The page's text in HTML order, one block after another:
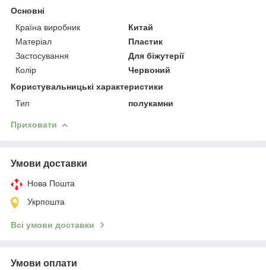
Основні
Країна виробник
Китай
Матеріал
Пластик
Застосування
Для біжутерії
Колір
Червоний
Користувальницькі характеристики
Тип
полукамни
Приховати
Умови доставки
Нова Пошта
Укрпошта
Всі умови доставки
Умови оплати